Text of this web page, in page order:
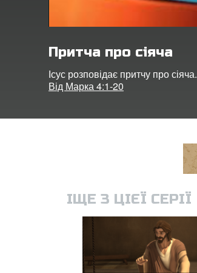
Притча про сіяча
Ісус розповідає притчу про сіяча.
Від Марка 4:1-20
ІЩЕ З ЦІЄЇ СЕРІЇ